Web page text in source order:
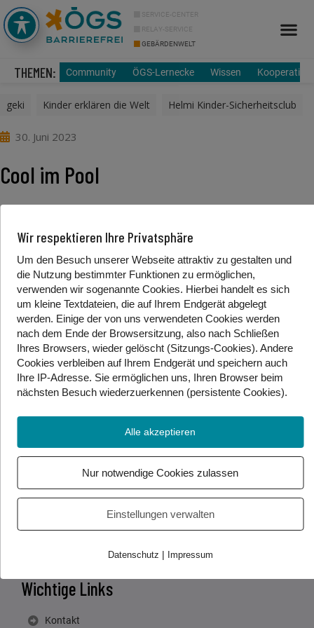
SERVICE-CENTER
RELAY-SERVICE
GEBÄRDENWELT
THEMEN: Community ÖGS-Lernecke Wissen
geki Kinder erklären die Welt Helmi Kinder-Sicherheitsclub
30. Juni 2023
Cool im Pool
Kinderhände / Kuratorium für Verkehrssicherheit
Beitrag teilen
Waldgasse 13/2
1100 Wien, Österreich
Wichtige Links
Kontakt
Wir respektieren Ihre Privatsphäre
Um den Besuch unserer Webseite attraktiv zu gestalten und
die Nutzung bestimmter Funktionen zu ermöglichen,
verwenden wir sogenannte Cookies. Hierbei handelt es sich
um kleine Textdateien, die auf Ihrem Endgerät abgelegt
werden. Einige der von uns verwendeten Cookies werden
nach dem Ende der Browsersitzung, also nach Schließen
Ihres Browsers, wieder gelöscht (Sitzungs-Cookies). Andere
Cookies verbleiben auf Ihrem Endgerät und speichern auch
Ihre IP-Adresse. Sie ermöglichen uns, Ihren Browser beim
nächsten Besuch wiederzuerkennen (persistente Cookies).
Alle akzeptieren
Nur notwendige Cookies zulassen
Einstellungen verwalten
Datenschutz | Impressum